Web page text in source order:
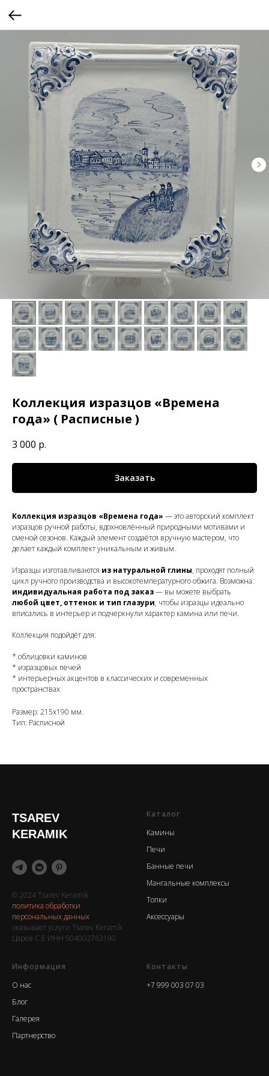
Коллекция изразцов «Времена
года» ( Расписные )
3 000 р.
Заказать
Коллекция изразцов «Времена года» — это авторский комплект
изразцов ручной работы, вдохновлённый природными мотивами и
сменой сезонов. Каждый элемент создаётся вручную мастером, что
делает каждый комплект уникальным и живым.
Изразцы изготавливаются из натуральной глины, проходят полный
цикл ручного производства и высокотемпературного обжига. Возможна
индивидуальная работа под заказ— вы можете выбрать
любой цвет, оттенок и тип глазури, чтобы изразцы идеально
вписались в интерьер и подчеркнули характер камина или печи.
Коллекция подойдёт для:
* облицовки каминов
* изразцовых печей
* интерьерных акцентов в классических и современных
пространствах
Размер: 215x190 мм.
Тип: Расписной
TSAREV
KERAMIK
© 2024 Tsarev Keramik
политика обработки
персональных данных
оказывает услуги Tsarev Keramik
Царев С.Е ИНН 504002763190
Каталог
Камины
Печи
Банные печи
Мангальные комплексы
Топки
Аксессуары
Информация
О нас
Блог
Галерея
Партнерство
Контакты
+7 999 003 07 03